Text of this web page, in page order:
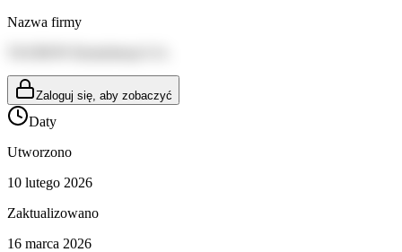
Nazwa firmy
Zaloguj się, aby zobaczyć
Daty
Utworzono
10 lutego 2026
Zaktualizowano
16 marca 2026